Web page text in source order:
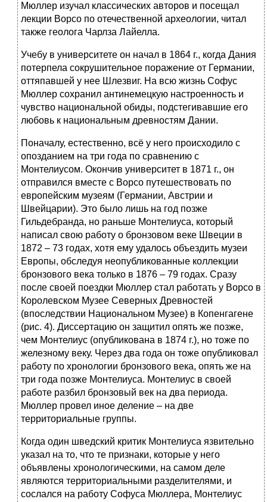
Мюллер изучал классических авторов и посещал
лекции Ворсо по отечественной археологии, читал
также геолога Чарлза Лайелла.
Учебу в университете он начал в 1864 г., когда Дания
потерпела сокрушительное поражение от Германии,
оттяпавшей у нее Шлезвиг. На всю жизнь Софус
Мюллер сохранил антинемецкую настроенность и
чувство национальной обиды, подстегивавшие его
любовь к национальным древностям Дании.
Поначалу, естественно, всё у него происходило с
опозданием на три года по сравнению с
Монтелиусом. Окончив университет в 1871 г., он
отправился вместе с Ворсо путешествовать по
европейским музеям (Германии, Австрии и
Швейцарии). Это было лишь на год позже
Гильдебранда, но раньше Монтелиуса, который
написал свою работу о бронзовом веке Швеции в
1872 – 73 годах, хотя ему удалось объездить музеи
Европы, обследуя неопубликованные коллекции
бронзового века только в 1876 – 79 годах. Сразу
после своей поездки Мюллер стал работать у Ворсо в
Королевском Музее Северных Древностей
(впоследствии Национальном Музее) в Копенгагене
(рис. 4). Диссертацию он защитил опять же позже,
чем Монтелиус (опубликована в 1874 г.), но тоже по
железному веку. Через два года он тоже опубликовал
работу по хронологии бронзового века, опять же на
три года позже Монтелиуса. Монтелиус в своей
работе разбил бронзовый век на два периода.
Мюллер провел иное деление – на две
территориальные группы.
Когда один шведский критик Монтелиуса язвительно
указал на то, что те признаки, которые у него
объявлены хронологическими, на самом деле
являются территориальными разделителями, и
сослался на работу Софуса Мюллера, Монтелиус